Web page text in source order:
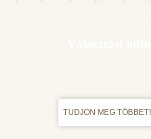
TUDJON MEG TÖBBET!